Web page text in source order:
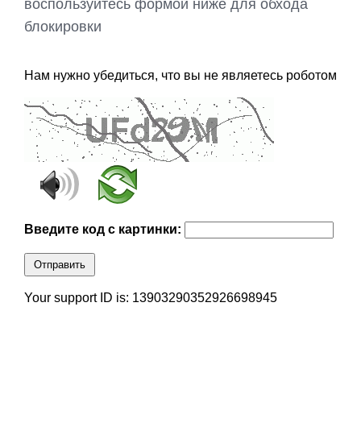
воспользуйтесь формой ниже для обхода
блокировки
Нам нужно убедиться, что вы не являетесь роботом
Введите код с картинки:
Отправить
Your support ID is: 13903290352926698945